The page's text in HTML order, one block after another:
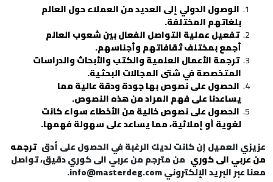
الوصول الدولي إلى العديد من العملاء حول العالم
بلغاتهم المختلفة.
تفعيل عملية التواصل الفعال بين شعوب العالم
أجمع بمختلف ثقافاتهم وأجناسهم.
ترجمة الأعمال العلمية والكتب والأبحاث والدراسات
المتخصصة في شتى المجالات البحثية.
الحصول على نصوص بها جودة ودقة عالية مما
يساعدنا على فهم المراد من هذه النصوص.
الحصول على نصوص خالية من الأخطاء سواء كانت
لغوية أو إملائية، مما يساعد على سهولة فهمها.
عزيزي العميل إن كانت لديك الرغبة في الحصول على أدق ترجمه
من عربي الى كوري من مترجم من عربي الى كوري دقيق، تواصل
معنا عبر البريد الإلكترونيinfo@masterdeg.com
.